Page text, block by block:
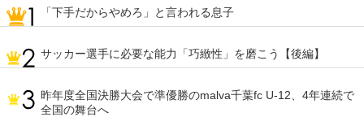
「下手だからやめろ」と言われる息子
サッカー選手に必要な能力「巧緻性」を磨こう【後編】
昨年度全国決勝大会で準優勝のmalva千葉fc U-12、4年連続で
全国の舞台へ